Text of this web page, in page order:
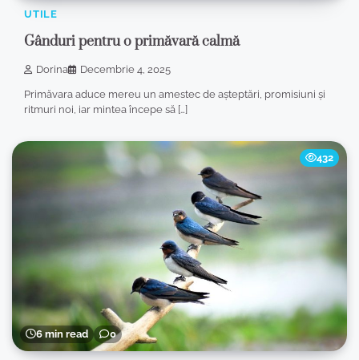
UTILE
Gânduri pentru o primăvară calmă
Dorina Decembrie 4, 2025
Primăvara aduce mereu un amestec de așteptări, promisiuni și
ritmuri noi, iar mintea începe să […]
6 min read 0
432